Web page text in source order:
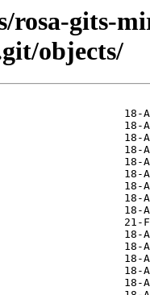
rosa-gits-
objects/